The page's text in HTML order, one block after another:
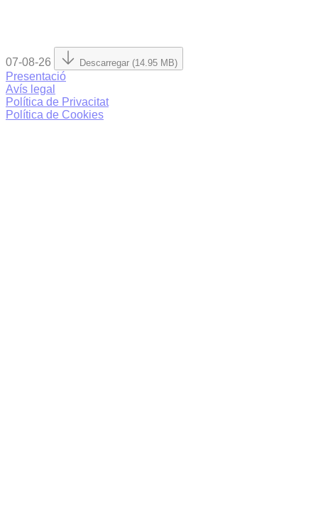
07-08-26 Descarregar (14.95 MB)
Presentació
Avís legal
Política de Privacitat
Política de Cookies